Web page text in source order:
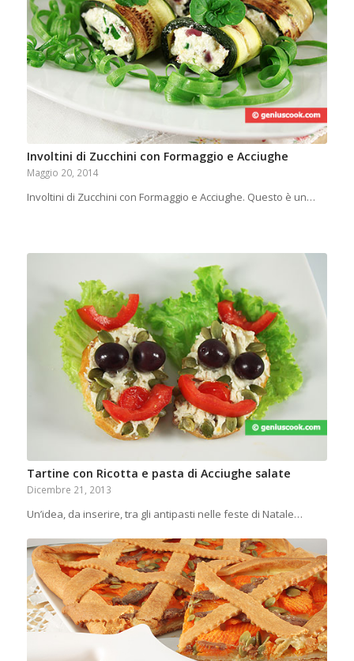
Involtini di Zucchini con Formaggio e Acciughe
Maggio 20, 2014
Involtini di Zucchini con Formaggio e Acciughe. Questo è un…
Tartine con Ricotta e pasta di Acciughe salate
Dicembre 21, 2013
Un’idea, da inserire, tra gli antipasti nelle feste di Natale…